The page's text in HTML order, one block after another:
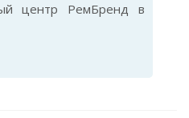
центр РемБренд в